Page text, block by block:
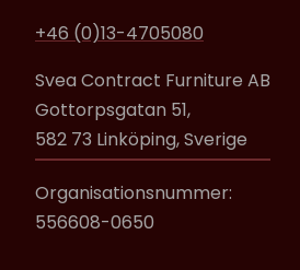
+46 (0)13-4705080
Svea Contract Furniture AB
Gottorpsgatan 51,
582 73 Linköping, Sverige
Organisationsnummer:
556608-0650